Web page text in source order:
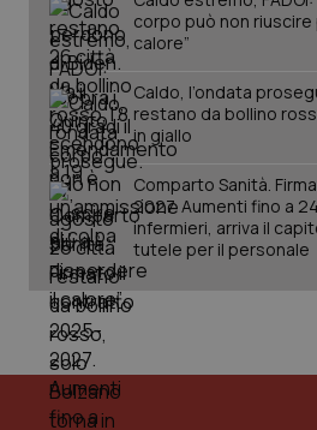
corpo può non
calore”
Caldo, l’ondata
restano da bollino
in giallo
Comparto Sanità.
2027. Aumenti fino a
infermieri, arriva il
tutele per il personale